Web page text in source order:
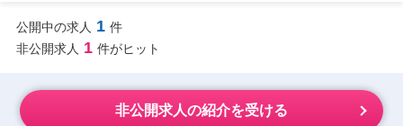
公開中の求人 1 件
非公開求人 1 件がヒット
非公開求人の紹介を受ける